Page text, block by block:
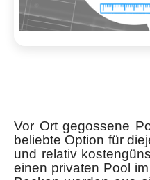
Vor Ort gegossene
beliebte Option für
und relativ
einen privaten Pool